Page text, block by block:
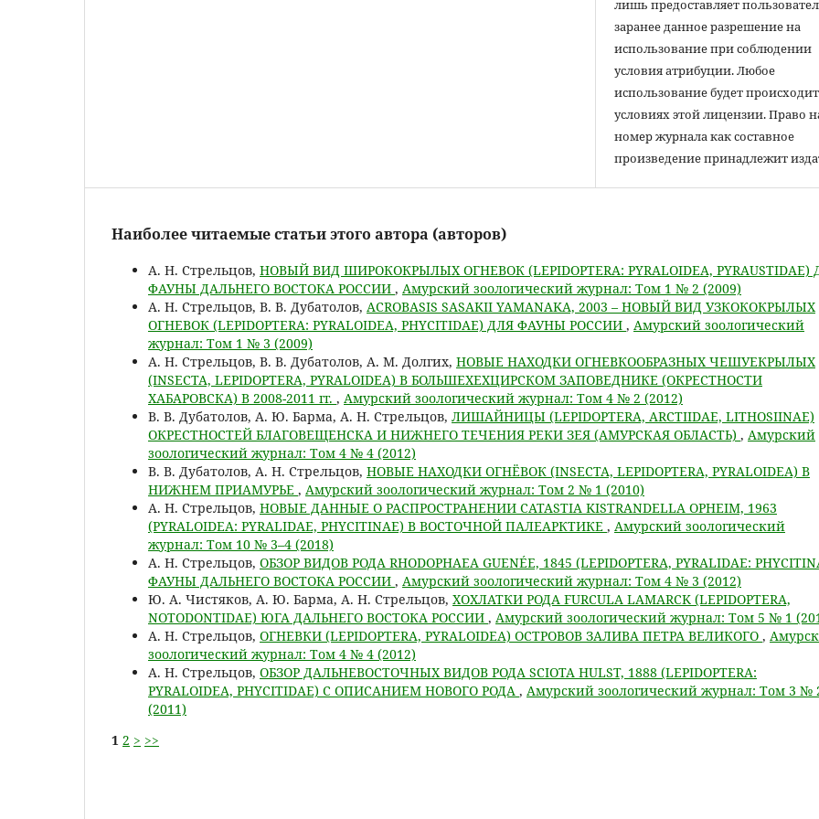
лишь предоставляет
заранее данное разрешение на
использование при соблюдении
условия атрибуции. Любое
использование будет
условиях этой лицензии. Право
номер журнала как составное
произведение принадлежит
Наиболее читаемые статьи этого автора (авторов)
А. Н. Стрельцов, НОВЫЙ ВИД ШИРОКОКРЫЛЫХ ОГНЕВОК (LEPIDOPTERA: PYRALOIDEA, PYRAUSTIDAE)
ФАУНЫ ДАЛЬНЕГО ВОСТОКА РОССИИ , Амурский зоологический журнал: Том 1 № 2 (2009)
А. Н. Стрельцов, В. В. Дубатолов, ACROBASIS SASAKII YAMANAKA, 2003 – НОВЫЙ ВИД УЗКОКОКРЫЛЫХ
ОГНЕВОК (LEPIDOPTERA: PYRALOIDEA, PHYCITIDAE) ДЛЯ ФАУНЫ РОССИИ , Амурский зоологический
журнал: Том 1 № 3 (2009)
А. Н. Стрельцов, В. В. Дубатолов, А. М. Долгих, НОВЫЕ НАХОДКИ ОГНЕВКООБРАЗНЫХ ЧЕШУЕКРЫЛЫХ
(INSECTA, LEPIDOPTERA, PYRALOIDEA) В БОЛЬШЕХЕХЦИРСКОМ ЗАПОВЕДНИКЕ (ОКРЕСТНОСТИ
ХАБАРОВСКА) В 2008-2011 гг. , Амурский зоологический журнал: Том 4 № 2 (2012)
В. В. Дубатолов, А. Ю. Барма, А. Н. Стрельцов, ЛИШАЙНИЦЫ (LEPIDOPTERA, ARCTIIDAE, LITHOSIINAE)
ОКРЕСТНОСТЕЙ БЛАГОВЕЩЕНСКА И НИЖНЕГО ТЕЧЕНИЯ РЕКИ ЗЕЯ (АМУРСКАЯ ОБЛАСТЬ) , Амурский
зоологический журнал: Том 4 № 4 (2012)
В. В. Дубатолов, А. Н. Стрельцов, НОВЫЕ НАХОДКИ ОГНЁВОК (INSECTA, LEPIDOPTERA, PYRALOIDEA) В
НИЖНЕМ ПРИАМУРЬЕ , Амурский зоологический журнал: Том 2 № 1 (2010)
А. Н. Стрельцов, НОВЫЕ ДАННЫЕ О РАСПРОСТРАНЕНИИ CATASTIA KISTRANDELLA OPHEIM, 1963
(PYRALOIDEA: PYRALIDAE, PHYCITINAE) В ВОСТОЧНОЙ ПАЛЕАРКТИКЕ , Амурский зоологический
журнал: Том 10 № 3–4 (2018)
А. Н. Стрельцов, ОБЗОР ВИДОВ РОДА RHODOPHAEA GUENÉE, 1845 (LEPIDOPTERA, PYRALIDAE:
ФАУНЫ ДАЛЬНЕГО ВОСТОКА РОССИИ , Амурский зоологический журнал: Том 4 № 3 (2012)
Ю. А. Чистяков, А. Ю. Барма, А. Н. Стрельцов, ХОХЛАТКИ РОДА FURCULA LAMARCK (LEPIDOPTERA,
NOTODONTIDAE) ЮГА ДАЛЬНЕГО ВОСТОКА РОССИИ , Амурский зоологический журнал: Том 5 № 1
А. Н. Стрельцов, ОГНЕВКИ (LEPIDOPTERA, PYRALOIDEA) ОСТРОВОВ ЗАЛИВА ПЕТРА ВЕЛИКОГО ,
зоологический журнал: Том 4 № 4 (2012)
А. Н. Стрельцов, ОБЗОР ДАЛЬНЕВОСТОЧНЫХ ВИДОВ РОДА SCIOTA HULST, 1888 (LEPIDOPTERA:
PYRALOIDEA, PHYCITIDAE) С ОПИСАНИЕМ НОВОГО РОДА , Амурский зоологический журнал: Том 3 №
(2011)
1 2 > >>